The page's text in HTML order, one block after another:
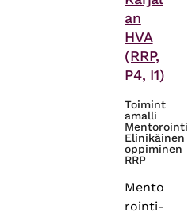
an
HVA
(RRP,
P4, I1)
Toimint
amalli
Mentorointi
Elinikäinen
oppiminen
RRP
Mento
rointi-